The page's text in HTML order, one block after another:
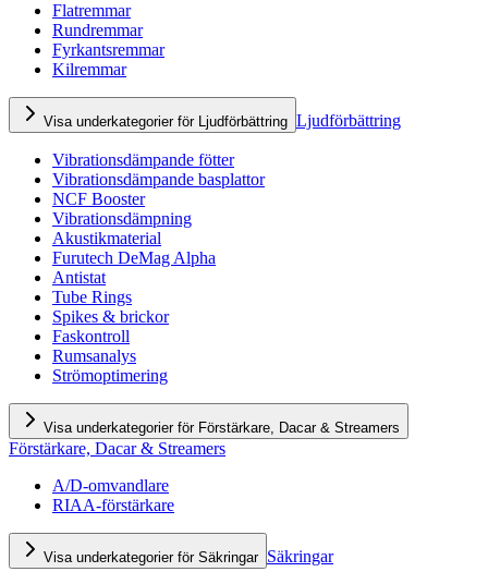
Flatremmar
Rundremmar
Fyrkantsremmar
Kilremmar
Visa underkategorier för Ljudförbättring Ljudförbättring
Vibrationsdämpande fötter
Vibrationsdämpande basplattor
NCF Booster
Vibrationsdämpning
Akustikmaterial
Furutech DeMag Alpha
Antistat
Tube Rings
Spikes & brickor
Faskontroll
Rumsanalys
Strömoptimering
Visa underkategorier för Förstärkare, Dacar & Streamers
Förstärkare, Dacar & Streamers
A/D-omvandlare
RIAA-förstärkare
Visa underkategorier för Säkringar Säkringar